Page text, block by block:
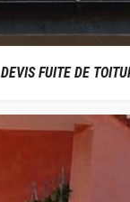
DEVIS FUITE DE